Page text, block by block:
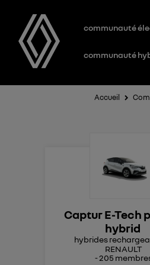
communauté
communauté
Accueil
Captur E-Tech
hybrid
hybrides
RENAULT
-205